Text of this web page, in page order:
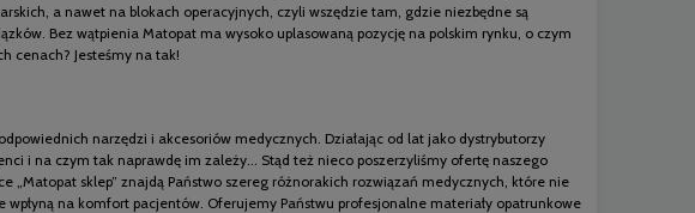
a nawet na blokach operacyjnych, czyli wszędzie tam, gdzie niezbędne są
Bez wątpienia Matopat ma wysoko uplasowaną pozycję na polskim rynku, o czym
cenach? Jesteśmy na tak!
narzędzi i akcesoriów medycznych. Działając od lat jako dystrybutorzy
i na czym tak naprawdę im zależy... Stąd też nieco poszerzyliśmy ofertę naszego
„Matopat sklep” znajdą Państwo szereg różnorakich rozwiązań medycznych, które nie
na komfort pacjentów. Oferujemy Państwu profesjonalne materiały opatrunkowe